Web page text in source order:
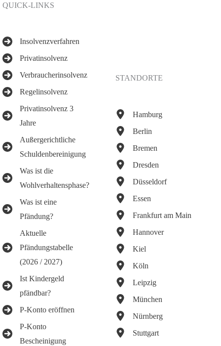
QUICK-LINKS
Insolvenzverfahren
Privatinsolvenz
Verbraucherinsolvenz
Regelinsolvenz
Privatinsolvenz 3
Jahre
Außergerichtliche
Schuldenbereinigung
Was ist die
Wohlverhaltensphase?
Was ist eine
Pfändung?
Aktuelle
Pfändungstabelle
(2026 / 2027)
Ist Kindergeld
pfändbar?
P-Konto eröffnen
P-Konto
Bescheinigung
STANDORTE
Hamburg
Berlin
Bremen
Dresden
Düsseldorf
Essen
Frankfurt am Main
Hannover
Kiel
Köln
Leipzig
München
Nürnberg
Stuttgart